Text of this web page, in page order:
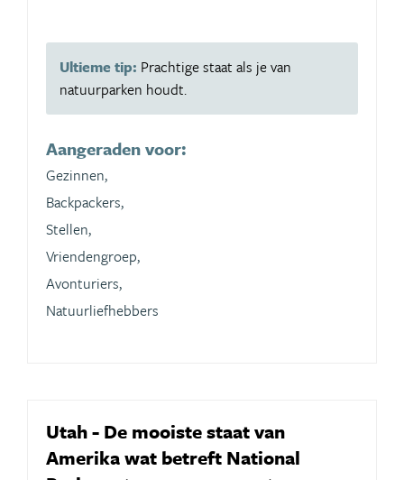
Ultieme tip: Prachtige staat als je van
natuurparken houdt.
Aangeraden voor:
Gezinnen,
Backpackers,
Stellen,
Vriendengroep,
Avonturiers,
Natuurliefhebbers
Utah - De mooiste staat van
Amerika wat betreft National